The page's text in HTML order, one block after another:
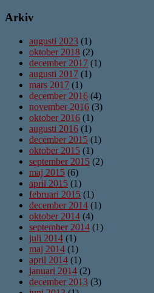
Arkiv
augusti 2023 (1)
oktober 2018 (2)
december 2017 (1)
augusti 2017 (1)
mars 2017 (1)
december 2016 (4)
november 2016 (3)
oktober 2016 (1)
augusti 2016 (1)
december 2015 (1)
oktober 2015 (1)
september 2015 (2)
maj 2015 (6)
april 2015 (1)
februari 2015 (1)
december 2014 (1)
oktober 2014 (4)
september 2014 (1)
juli 2014 (1)
maj 2014 (1)
april 2014 (1)
januari 2014 (2)
december 2013 (3)